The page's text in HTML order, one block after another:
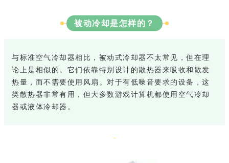
被动冷却是怎样的？
与标准空气冷却器相比，被动式冷却器不太常见，但在理
论上是相似的。它们依靠特别设计的散热器来吸收和散发
热量，而不需要使用风扇。对于有低噪音要求的设备，这
类散热器非常有用，但大多数游戏计算机都使用空气冷却
器或液体冷却器。